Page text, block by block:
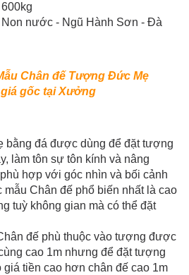
600kg
Non nước - Ngũ Hành Sơn - Đà
Chân đế Tượng Đức Mẹ
gốc tại Xưởng
bằng đá được dùng để đặt tượng
làm tôn sự tôn kính và nâng
hợp với góc nhìn và bối cảnh
Chân đế phổ biến nhất là cao
tuỳ không gian mà có thể đặt
đế phù thuộc vào tượng được
cao 1m nhưng để đặt tượng
giá tiền cao hơn chân đế cao 1m